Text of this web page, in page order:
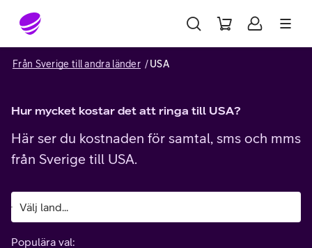
Gå till sidans innehåll
Från Sverige till andra länder USA
Hur mycket kostar det att ringa till USA?
Här ser du kostnaden för samtal, sms och mms
från Sverige till USA.
Populära val: